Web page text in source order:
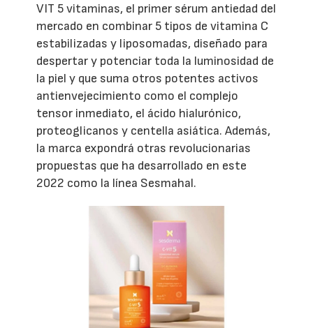
VIT 5 vitaminas, el primer sérum antiedad del
mercado en combinar 5 tipos de vitamina C
estabilizadas y liposomadas, diseñado para
despertar y potenciar toda la luminosidad de
la piel y que suma otros potentes activos
antienvejecimiento como el complejo
tensor inmediato, el ácido hialurónico,
proteoglicanos y centella asiática. Además,
la marca expondrá otras revolucionarias
propuestas que ha desarrollado en este
2022 como la línea Sesmahal.